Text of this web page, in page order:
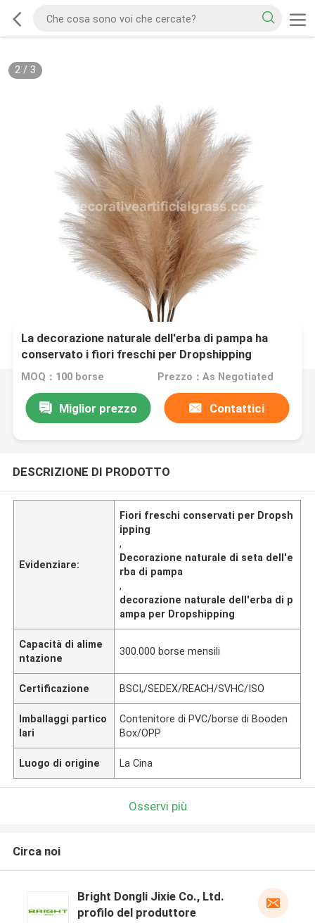
2/ 3
La decorazione naturale dell'erba di pampa ha
conservato i fiori freschi per Dropshipping
MOQ：100 borse Prezzo：As Negotiated
Miglior prezzo Contattici
DESCRIZIONE DI PRODOTTO
Evidenziare:
Fiori freschi conservati per Dropsh
ipping
,
Decorazione naturale di seta dell'e
rba di pampa
,
decorazione naturale dell'erba di p
ampa per Dropshipping
Capacità di alime
ntazione
300.000 borse mensili
Certificazione BSCI,/SEDEX/REACH/SVHC/ISO
Imballaggi partico
lari
Contenitore di PVC/borse di Booden
Box/OPP
Luogo di origine La Cina
Osservi più
Circa noi
Bright Dongli Jixie Co., Ltd.
profilo del produttore